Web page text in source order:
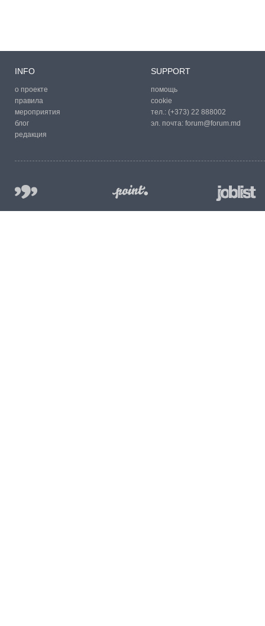
INFO
о проекте
правила
мероприятия
блог
редакция
SUPPORT
помощь
cookie
тел.: (+373) 22 888002
эл. почта: forum@forum.md